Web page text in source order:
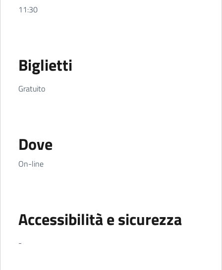
11:30
Biglietti
Gratuito
Dove
On-line
Accessibilità e sicurezza
-